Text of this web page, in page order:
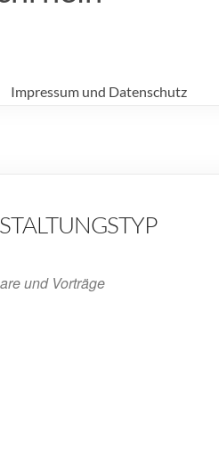
Impressum und Datenschutz
und Vorträge